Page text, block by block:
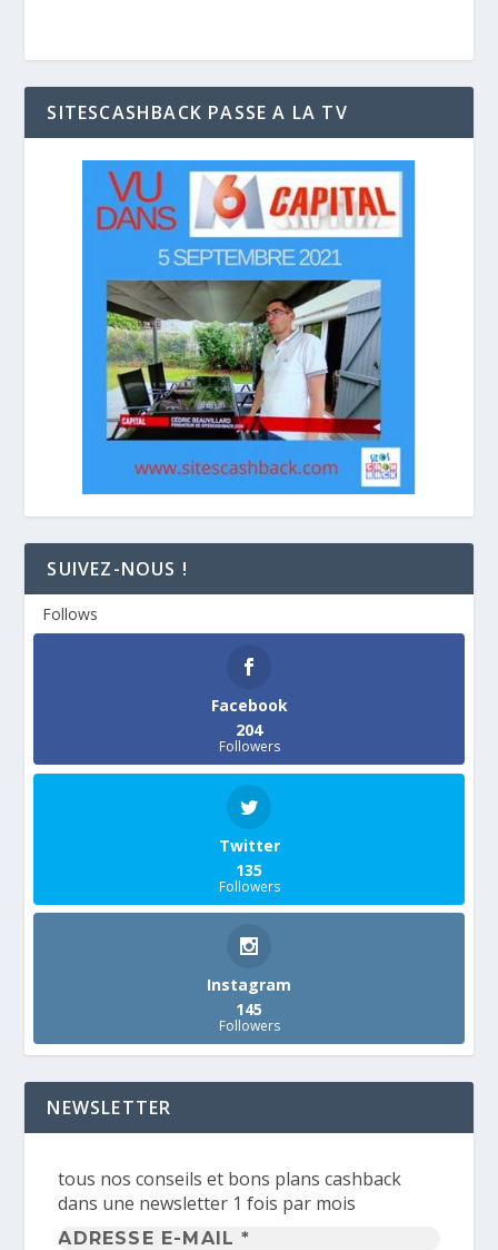
SITESCASHBACK PASSE A LA TV
SUIVEZ-NOUS !
Follows
Facebook
204
Followers
Twitter
135
Followers
Instagram
145
Followers
NEWSLETTER
tous nos conseils et bons plans cashback
dans une newsletter 1 fois par mois
Adresse